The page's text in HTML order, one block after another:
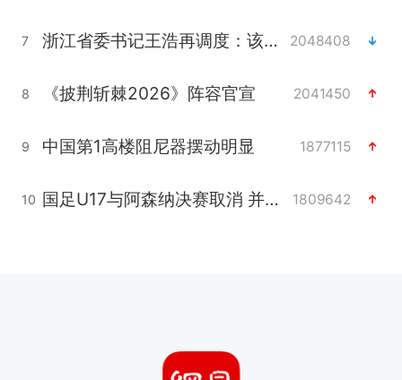
7 浙江省委书记王浩再调度：该停下的坚决停下来，让社会面静下来 2048408
8 《披荆斩棘2026》阵容官宣 2041450
9 中国第1高楼阻尼器摆动明显 1877115
10 国足U17与阿森纳决赛取消 并列冠军 1809642